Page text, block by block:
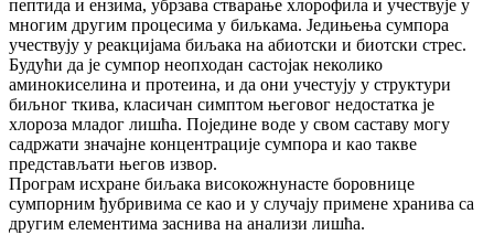
пептида и ензима, убрзава стварање хлорофила и учествује у
многим другим процесима у биљкама. Једињења сумпора
учествују у реакцијама биљака на абиотски и биотски стрес.
Будући да је сумпор неопходан састојак неколико
аминокиселина и протеина, и да они учестују у структури
биљног ткива, класичан симптом његовог недостатка је
хлороза младог лишћа. Поједине воде у свом саставу могу
садржати значајне концентрације сумпора и као такве
представљати његов извор.
Програм исхране биљака високожнунасте боровнице
сумпорним ђубривима се као и у случају примене хранива са
другим елементима заснива на анализи лишћа.